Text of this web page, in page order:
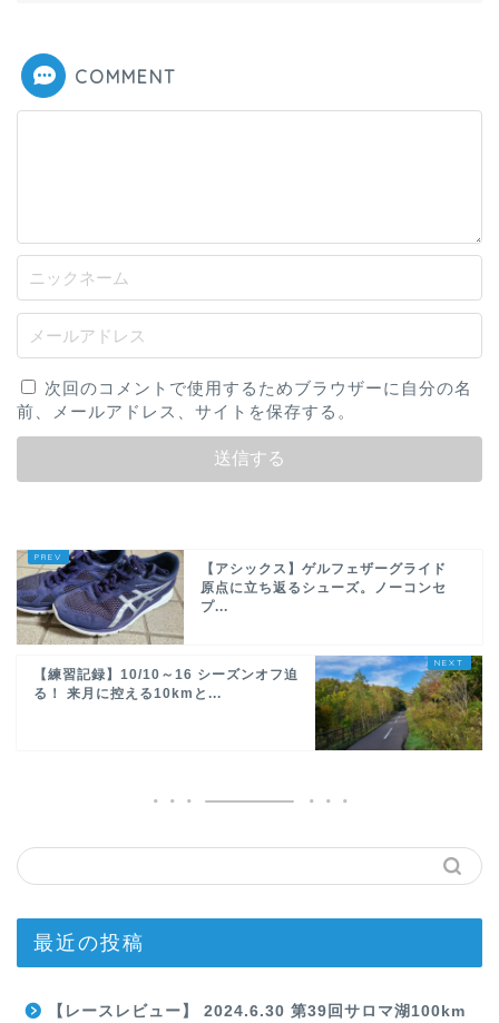
COMMENT
次回のコメントで使用するためブラウザーに自分の名
前、メールアドレス、サイトを保存する。
【アシックス】ゲルフェザーグライド
原点に立ち返るシューズ。ノーコンセ
プ...
【練習記録】10/10～16 シーズンオフ迫
る！ 来月に控える10kmと...
最近の投稿
【レースレビュー】 2024.6.30 第39回サロマ湖100km